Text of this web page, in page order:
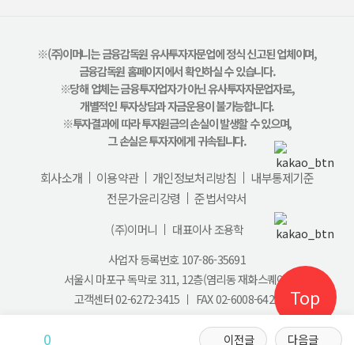
0 이전글 다음글
※(주)이머니는 금융감독원 유사투자자문업에 정식 신고된 업체이며,
금융감독원 홈페이지에서 확인하실 수 있습니다.
※당해 업체는 금융투자업자가 아닌 유사투자자문업자로,
개별적인 투자상담과 자금운용이 불가능합니다.
※투자결과에 따라 투자원금의 손실이 발생할 수 있으며,
그 손실은 투자자에게 귀속됩니다.
회사소개 이용약관 개인정보처리방침
내부통제기준
전문가윤리강령
준법서약서
(주)이머니
대표이사 조용학
사업자 등록번호 107-86-35691
서울시 마포구 독막로 311, 12층(염리동 재화스퀘어)
고객센터02-6272-3415 FAX 02-6008-6428
© eMoney Corp. All rights reserved.
Top